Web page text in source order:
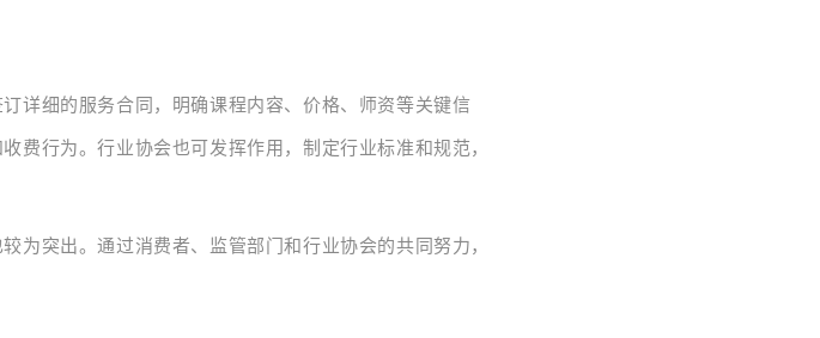
详细的服务合同，明确课程内容、价格、师资等关键信
费行为。行业协会也可发挥作用，制定行业标准和规范，
为突出。通过消费者、监管部门和行业协会的共同努力，